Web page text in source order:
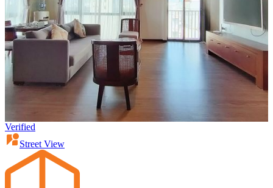
Verified
Street View